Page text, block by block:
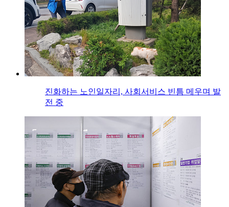
진화하는 노인일자리, 사회서비스 빈틈 메우며 발
전 중